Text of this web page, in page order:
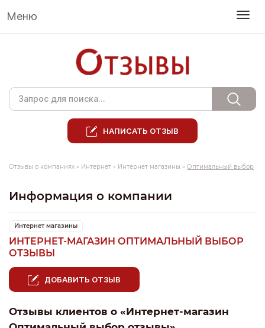
Меню
НАПИСАТЬ ОТЗЫВ
Отзывы о компаниях » Интернет » Интернет магазины » Оптимальный выбор
Информация о компании
Интернет магазины
ИНТЕРНЕТ-МАГАЗИН ОПТИМАЛЬНЫЙ ВЫБОР
ОТЗЫВЫ
ДОБАВИТЬ ОТЗЫВ
Отзывы клиентов о «Интернет-магазин